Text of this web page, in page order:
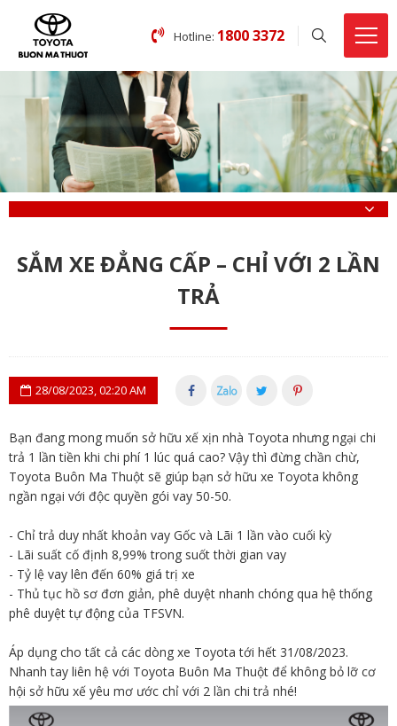
Hotline: 1800 3372
SẮM XE ĐẲNG CẤP – CHỈ VỚI 2 LẦN
TRẢ
28/08/2023, 02:20 AM
Bạn đang mong muốn sở hữu xế xịn nhà Toyota nhưng ngại chi
trả 1 lần tiền khi chi phí 1 lúc quá cao? Vậy thì đừng chần chừ,
Toyota Buôn Ma Thuột sẽ giúp bạn sở hữu xe Toyota không
ngần ngại với độc quyền gói vay 50-50.
- Chỉ trả duy nhất khoản vay Gốc và Lãi 1 lần vào cuối kỳ
- Lãi suất cố định 8,99% trong suốt thời gian vay
- Tỷ lệ vay lên đến 60% giá trị xe
- Thủ tục hồ sơ đơn giản, phê duyệt nhanh chóng qua hệ thống
phê duyệt tự động của TFSVN.
Áp dụng cho tất cả các dòng xe Toyota tới hết 31/08/2023.
Nhanh tay liên hệ với Toyota Buôn Ma Thuột để không bỏ lỡ cơ
hội sở hữu xế yêu mơ ước chỉ với 2 lần chi trả nhé!